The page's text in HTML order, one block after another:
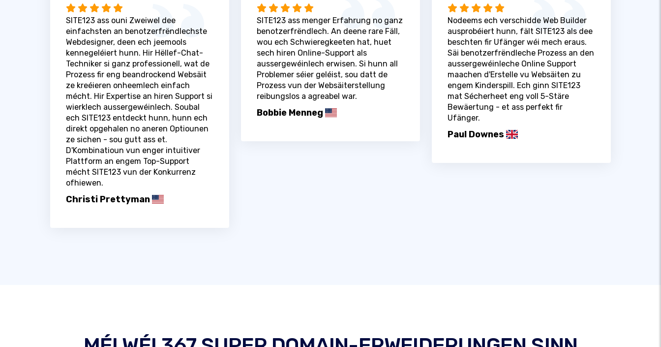
SITE123 ass ouni Zweiwel dee
einfachsten an benotzerfrëndlechste
Webdesigner, deen ech jeemools
kennegeléiert hunn. Hir Hëllef-Chat-
Techniker si ganz professionell, wat de
Prozess fir eng beandrockend Websäit
ze kreéieren onheemlech einfach
mécht. Hir Expertise an hiren Support si
wierklech aussergewéinlech. Soubal
ech SITE123 entdeckt hunn, hunn ech
direkt opgehalen no aneren Optiounen
ze sichen - sou gutt ass et.
D'Kombinatioun vun enger intuitiver
Plattform an engem Top-Support
mécht SITE123 vun der Konkurrenz
ofhiewen.
Christi Prettyman
SITE123 ass menger Erfahrung no ganz
benotzerfrëndlech. An deene rare Fäll,
wou ech Schwieregkeeten hat, huet
sech hiren Online-Support als
aussergewéinlech erwisen. Si hunn all
Problemer séier geléist, sou datt de
Prozess vun der Websäiterstellung
reibungslos a agreabel war.
Bobbie Menneg
Nodeems ech verschidde Web Builder
ausprobéiert hunn, fält SITE123 als dee
beschten fir Ufänger wéi mech eraus.
Säi benotzerfrëndleche Prozess an den
aussergewéinleche Online Support
maachen d'Erstelle vu Websäiten zu
engem Kinderspill. Ech ginn SITE123
mat Sécherheet eng voll 5-Stäre
Bewäertung - et ass perfekt fir
Ufänger.
Paul Downes